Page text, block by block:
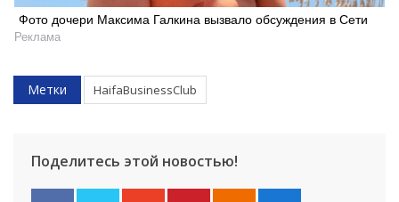
Фото дочери Максима Галкина вызвало обсуждения в Сети
Реклама
Метки HaifaBusinessClub
Поделитесь этой новостью!